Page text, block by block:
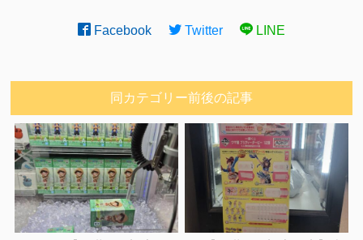
Facebook Twitter LINE
同カテゴリー前後の記事